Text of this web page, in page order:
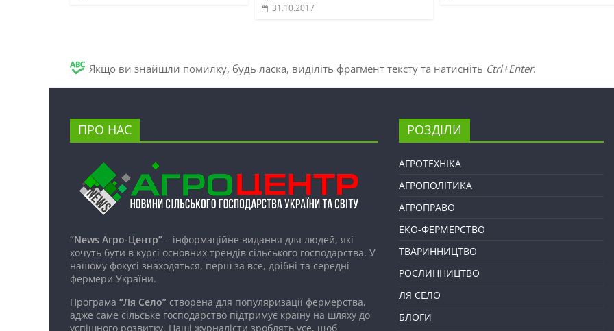
31.10.2017
Якщо ви знайшли помилку, будь ласка, виділіть фрагмент тексту та натисніть Ctrl+Enter.
ПРО НАС
“News Агро-Центр” – інформаційне видання для людей, які
хочуть бути в курсі основних трендів сільського господарства. У
нашому фокусі знаходяться, перш за все, дрібні та середні
фермери України.
Програма “Ля Село” створена для популяризації фермерства,
адже саме сільське господарство підтримує країну на шляху до
успішного розвитку. Наші журналісти зроблять усе, щоб
РОЗДІЛИ
АГРОТЕХНІКА
АГРОПОЛІТИКА
АГРОПРАВО
ЕКО-ФЕРМЕРСТВО
ТВАРИННИЦТВО
РОСЛИННИЦТВО
ЛЯ СЕЛО
БЛОГИ